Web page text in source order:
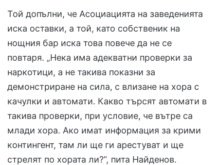
Той допълни, че Асоциацията на заведенията
иска оставки, а той, като собственик на
нощния бар иска това повече да не се
повтаря. „Нека има адекватни проверки за
наркотици, а не такива показни за
демонстриране на сила, с влизане на хора с
качулки и автомати. Какво търсят автомати в
такива проверки, при условие, че вътре са
млади хора. Ако имат информация за крими
контингент, там ли ще ги арестуват и ще
стрелят по хората ли?”, пита Найденов.